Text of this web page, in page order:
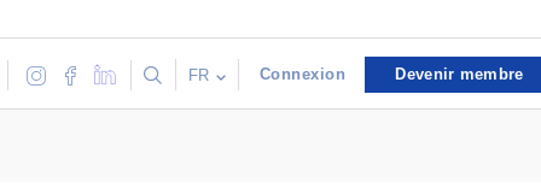
FR Connexion Devenir membre